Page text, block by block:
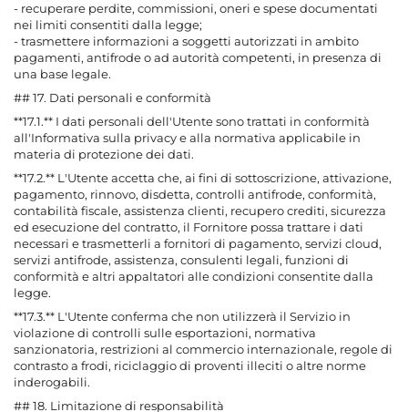
- recuperare perdite, commissioni, oneri e spese documentati
nei limiti consentiti dalla legge;
- trasmettere informazioni a soggetti autorizzati in ambito
pagamenti, antifrode o ad autorità competenti, in presenza di
una base legale.
## 17. Dati personali e conformità
**17.1.** I dati personali dell'Utente sono trattati in conformità
all'Informativa sulla privacy e alla normativa applicabile in
materia di protezione dei dati.
**17.2.** L'Utente accetta che, ai fini di sottoscrizione, attivazione,
pagamento, rinnovo, disdetta, controlli antifrode, conformità,
contabilità fiscale, assistenza clienti, recupero crediti, sicurezza
ed esecuzione del contratto, il Fornitore possa trattare i dati
necessari e trasmetterli a fornitori di pagamento, servizi cloud,
servizi antifrode, assistenza, consulenti legali, funzioni di
conformità e altri appaltatori alle condizioni consentite dalla
legge.
**17.3.** L'Utente conferma che non utilizzerà il Servizio in
violazione di controlli sulle esportazioni, normativa
sanzionatoria, restrizioni al commercio internazionale, regole di
contrasto a frodi, riciclaggio di proventi illeciti o altre norme
inderogabili.
## 18. Limitazione di responsabilità